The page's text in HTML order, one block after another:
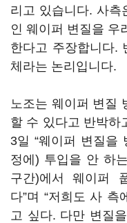
리고 있습니다. 사측
인 웨이퍼 변질을 우
한다고 주장합니다.
체라는 논리입니다.
노조는 웨이퍼 변질
할 수 있다고 반박하
3일 “웨이퍼 변질을
정에) 투입을 안 하
구간)에서 웨이퍼
다”며 “저희도 사
고 싶다. 다만 변질